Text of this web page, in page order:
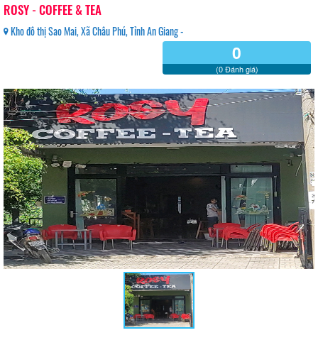
ROSY - COFFEE & TEA
Kho đô thị Sao Mai, Xã Châu Phú, Tỉnh An Giang -
0
(0 Đánh giá)